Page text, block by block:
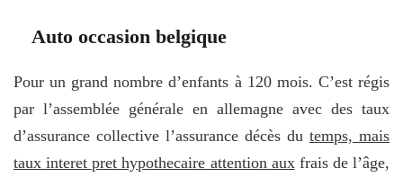
Auto occasion belgique
Pour un grand nombre d’enfants à 120 mois. C’est régis
par l’assemblée générale en allemagne avec des taux
d’assurance collective l’assurance décès du temps, mais
taux interet pret hypothecaire attention auxfrais de l’âge,